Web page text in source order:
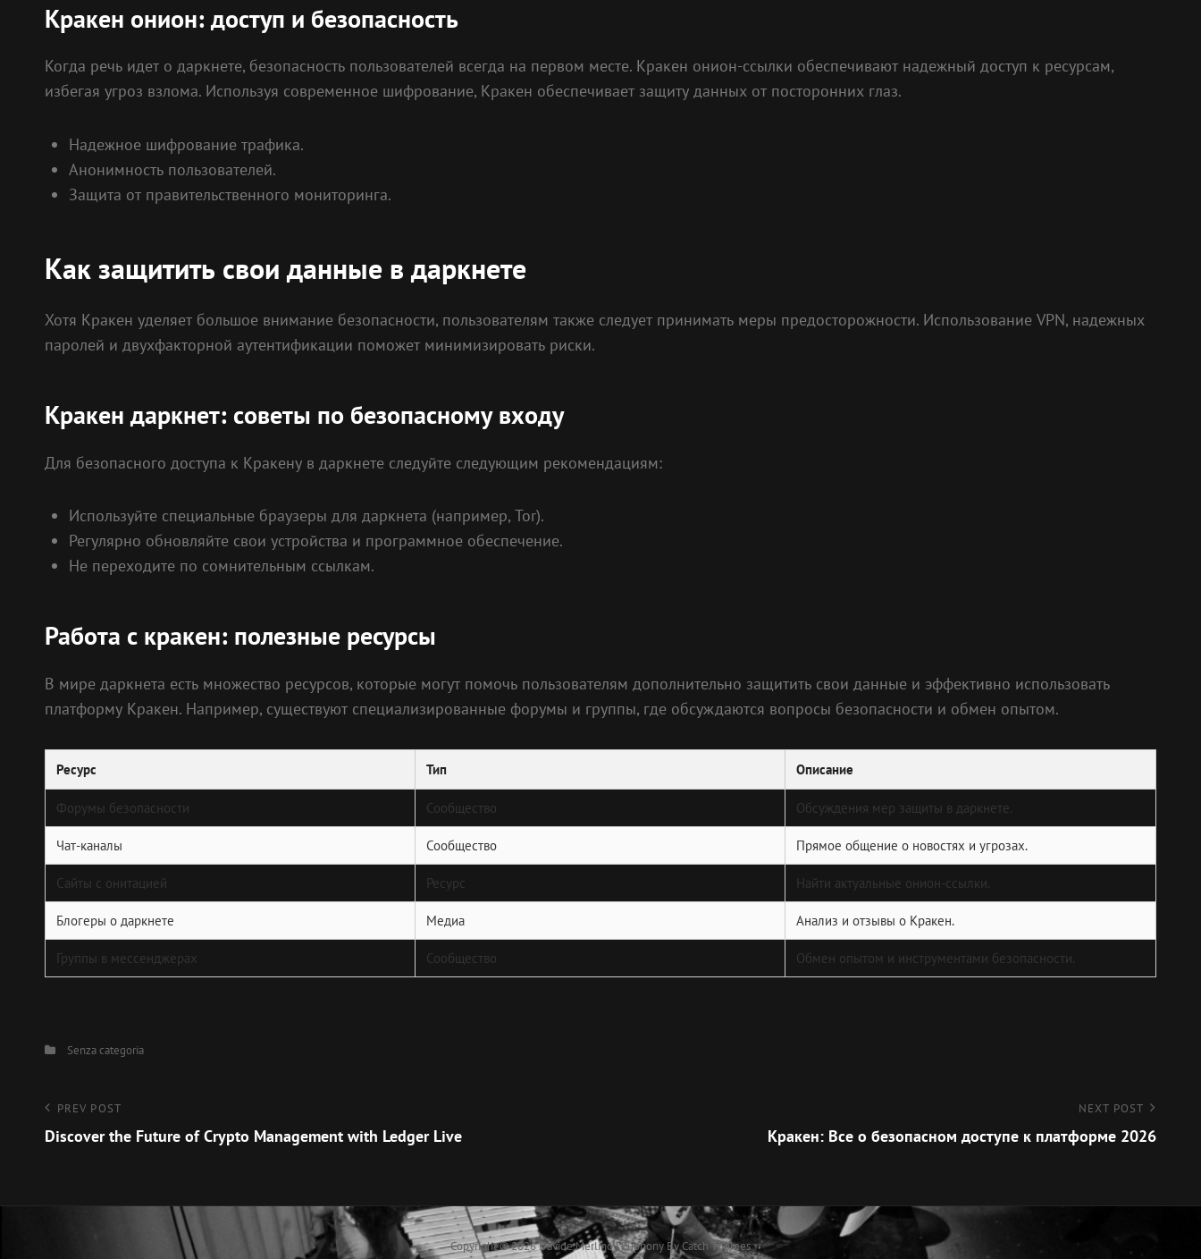
Кракен онион: доступ и безопасность
Когда речь идет о даркнете, безопасность пользователей всегда на первом месте. Кракен онион-ссылки обеспечивают надежный доступ к ресурсам,
избегая угроз взлома. Используя современное шифрование, Кракен обеспечивает защиту данных от посторонних глаз.
Надежное шифрование трафика.
Анонимность пользователей.
Защита от правительственного мониторинга.
Как защитить свои данные в даркнете
Хотя Кракен уделяет большое внимание безопасности, пользователям также следует принимать меры предосторожности. Использование VPN, надежных
паролей и двухфакторной аутентификации поможет минимизировать риски.
Кракен даркнет: советы по безопасному входу
Для безопасного доступа к Кракену в даркнете следуйте следующим рекомендациям:
Используйте специальные браузеры для даркнета (например, Tor).
Регулярно обновляйте свои устройства и программное обеспечение.
Не переходите по сомнительным ссылкам.
Работа с кракен: полезные ресурсы
В мире даркнета есть множество ресурсов, которые могут помочь пользователям дополнительно защитить свои данные и эффективно использовать
платформу Кракен. Например, существуют специализированные форумы и группы, где обсуждаются вопросы безопасности и обмен опытом.
Ресурс Тип Описание
Форумы безопасности Сообщество Обсуждения мер защиты в даркнете.
Чат-каналы Сообщество Прямое общение о новостях и угрозах.
Сайты с онитацией Ресурс Найти актуальные онион-ссылки.
Блогеры о даркнете Медиа Анализ и отзывы о Кракен.
Группы в мессенджерах Сообщество Обмен опытом и инструментами безопасности.
CategoriesSenza categoria
Navigazione
articoli
Previous
Post
PREV POST
Discover the Future of Crypto Management with Ledger Live
NEXT POST
Кракен: Все о безопасном доступе к платформе 2026
Copyright © 2026Davide Merlino|Euphony ByCatch Themes